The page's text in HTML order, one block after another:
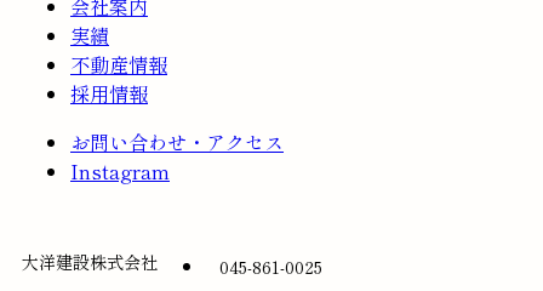
会社案内
実績
不動産情報
採用情報
お問い合わせ・アクセス
Instagram
大洋建設株式会社 045-861-0025